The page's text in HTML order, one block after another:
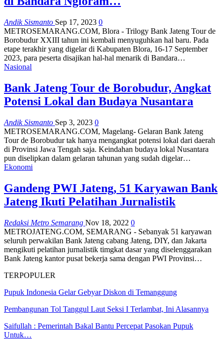
Andik Sismanto Sep 17, 2023 0
METROSEMARANG.COM, Blora - Trilogy Bank Jateng Tour de
Borobudur XXIII tahun ini kembali menyuguhkan hal baru. Pada
etape terakhir yang digelar di Kabupaten Blora, 16-17 September
2023, para peserta disajikan hal-hal menarik di Bandara…
Nasional
Bank Jateng Tour de Borobudur, Angkat
Potensi Lokal dan Budaya Nusantara
Andik Sismanto Sep 3, 2023 0
METROSEMARANG.COM, Magelang- Gelaran Bank Jateng
Tour de Borobudur tak hanya mengangkat potensi lokal dari daerah
di Provinsi Jawa Tengah saja. Keindahan budaya lokal Nusantara
pun diselipkan dalam gelaran tahunan yang sudah digelar…
Ekonomi
Gandeng PWI Jateng, 51 Karyawan Bank
Jateng Ikuti Pelatihan Jurnalistik
Redaksi Metro Semarang Nov 18, 2022 0
METROJATENG.COM, SEMARANG - Sebanyak 51 karyawan
seluruh perwakilan Bank Jateng cabang Jateng, DIY, dan Jakarta
mengikuti pelatihan jurnalistik timgkat dasar yang diselenggarakan
Bank Jateng kantor pusat bekerja sama dengan PWI Provinsi…
TERPOPULER
Pupuk Indonesia Gelar Gebyar Diskon di Temanggung
Pembangunan Tol Tanggul Laut Seksi I Terlambat, Ini Alasannya
Saifullah : Pemerintah Bakal Bantu Percepat Pasokan Pupuk
Untuk…